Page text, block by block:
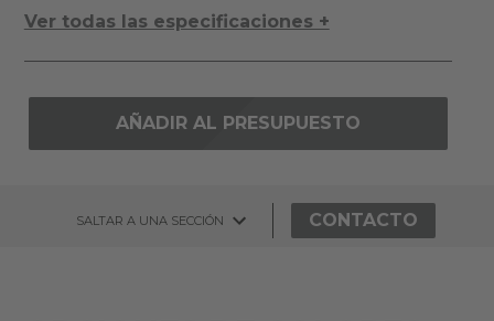
Ver todas las especificaciones +
AÑADIR AL PRESUPUESTO
SALTAR A UNA SECCIÓN CONTACTO